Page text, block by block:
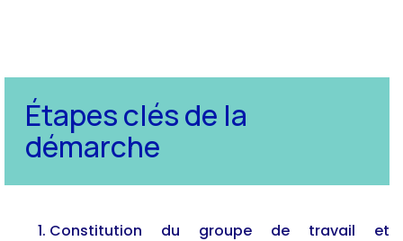
Étapes clés de la
démarche
Constitution du groupe de travail et